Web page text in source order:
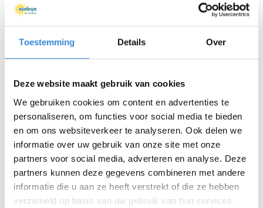
Toestemming Details Over
Deze website maakt gebruik van cookies
We gebruiken cookies om content en advertenties te
personaliseren, om functies voor social media te bieden
en om ons websiteverkeer te analyseren. Ook delen we
informatie over uw gebruik van onze site met onze
partners voor social media, adverteren en analyse. Deze
partners kunnen deze gegevens combineren met andere
informatie die u aan ze heeft verstrekt of die ze hebben
verzameld op basis van uw gebruik van hun services.